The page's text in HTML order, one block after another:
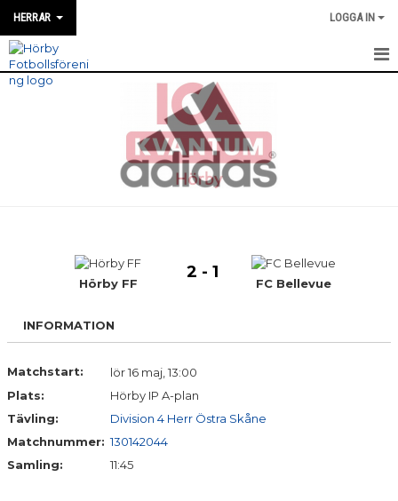
HERRAR LOGGA IN
HEM
MATCH INFO / REFERAT
KONTAKT
MATCHER
Hörby FF
2 - 1
FC Bellevue
INFORMATION
Matchstart:
lör 16 maj, 13:00
Plats:
Hörby IP A-plan
Tävling:
Division 4 Herr Östra Skåne
Matchnummer: 130142044
Samling:
11:45